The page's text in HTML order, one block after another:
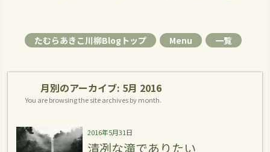
たむらあきこ川柳Blogトップ Menu 一覧
月別のアーカイブ: 5月 2016
You are browsing the site archives by month.
2016年5月31日
清冽な滝でありたい